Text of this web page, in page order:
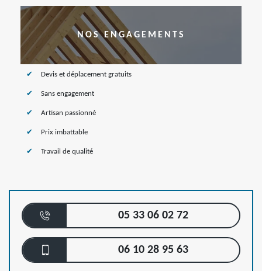
NOS ENGAGEMENTS
Devis et déplacement gratuits
Sans engagement
Artisan passionné
Prix imbattable
Travail de qualité
05 33 06 02 72
06 10 28 95 63